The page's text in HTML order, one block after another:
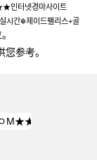
인터넷경마사이트
시간☬제이드팰리스+골
参考。